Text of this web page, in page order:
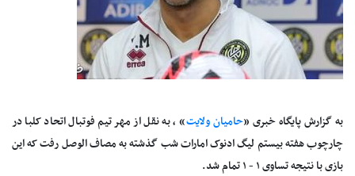
به گزارش پایگاه خبری «حامیان ولایت» ، به نقل از مهر تیم فوتبال اتحاد کلبا در
چارچوب هفته بیستم لیگ ادنوک امارات شب گذشته به مصاف الوصل رفت که این
بازی با نتیجه تساوی ۱ - ۱ تمام شد.